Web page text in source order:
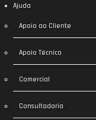
Ajuda
Apoio ao Cliente
Apoio Técnico
Comercial
Consultadoria